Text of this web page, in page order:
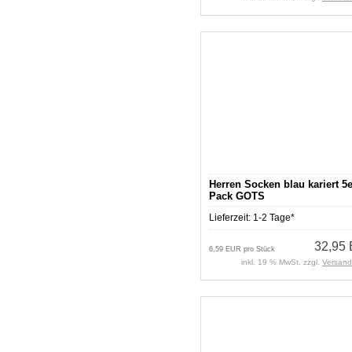
Herren Socken blau kariert
Pack GOTS
Lieferzeit: 1-2 Tage*
32,95
6,59 EUR pro Stück
inkl. 19 % MwSt. zzgl.